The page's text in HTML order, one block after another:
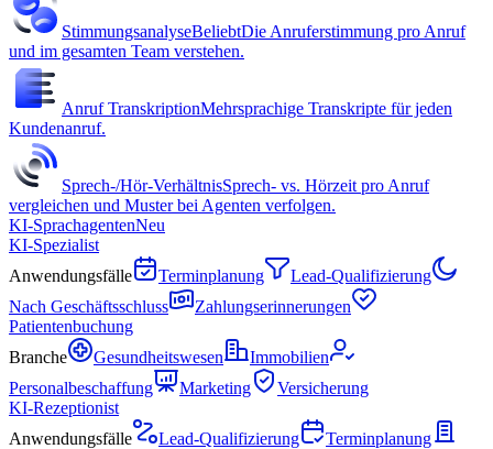
StimmungsanalyseBeliebtDie Anruferstimmung pro Anruf
und im gesamten Team verstehen.
Anruf TranskriptionMehrsprachige Transkripte für jeden
Kundenanruf.
Sprech-/Hör-VerhältnisSprech- vs. Hörzeit pro Anruf
vergleichen und Muster bei Agenten verfolgen.
KI-SprachagentenNeu
KI-Spezialist
Anwendungsfälle
Terminplanung
Lead-Qualifizierung
Nach Geschäftsschluss
Zahlungserinnerungen
Patientenbuchung
Branche
Gesundheitswesen
Immobilien
Personalbeschaffung
Marketing
Versicherung
KI-Rezeptionist
Anwendungsfälle
Lead-Qualifizierung
Terminplanung